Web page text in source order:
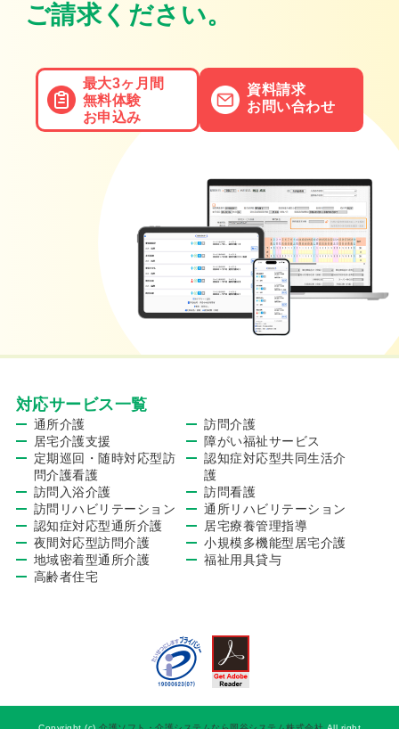
ご請求ください。
最大3ヶ月間
無料体験
お申込み
資料請求
お問い合わせ
対応サービス一覧
通所介護
訪問介護
居宅介護支援
障がい福祉サービス
定期巡回・随時対応型訪
問介護看護
認知症対応型共同生活介
護
訪問入浴介護
訪問看護
訪問リハビリテーション
通所リハビリテーション
認知症対応型通所介護
居宅療養管理指導
夜間対応型訪問介護
小規模多機能型居宅介護
地域密着型通所介護
福祉用具貸与
高齢者住宅